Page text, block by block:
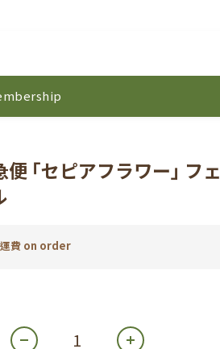
便 ｢セピアフラワー｣ フェ
費 on order